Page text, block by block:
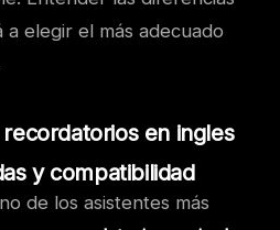
elegir el más adecuado
en ingles
y compatibilidad
de los asistentes más